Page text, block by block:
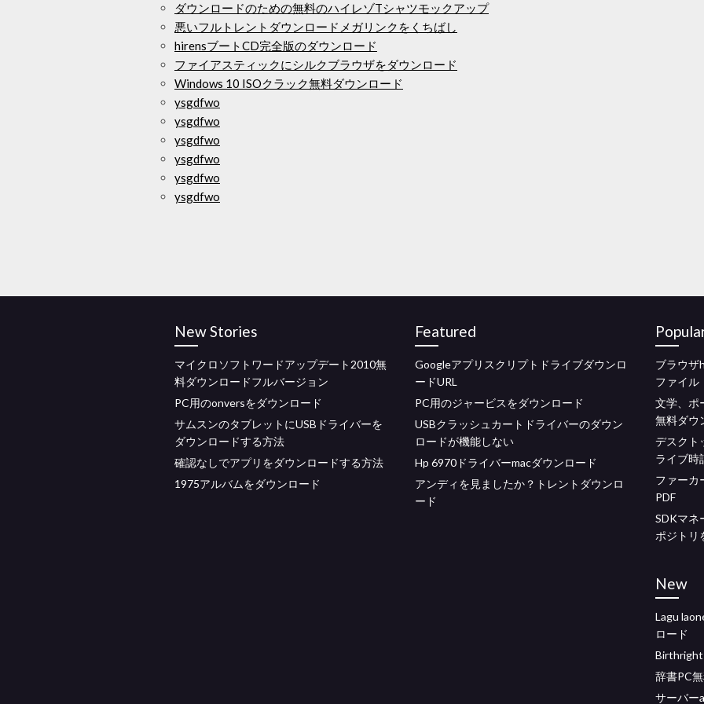
ダウンロードのための無料のハイレゾTシャツモックアップ
悪いフルトレントダウンロードメガリンクをくちばし
hirensブートCD完全版のダウンロード
ファイアスティックにシルクブラウザをダウンロード
Windows 10 ISOクラック無料ダウンロード
ysgdfwo
ysgdfwo
ysgdfwo
ysgdfwo
ysgdfwo
ysgdfwo
New Stories
マイクロソフトワードアップデート2010無
料ダウンロードフルバージョン
PC用のonversをダウンロード
サムスンのタブレットにUSBドライバーを
ダウンロードする方法
確認なしでアプリをダウンロードする方法
1975アルバムをダウンロード
Featured
Googleアプリスクリプトドライブダウンロ
ードURL
PC用のジャービスをダウンロード
USBクラッシュカートドライバーのダウン
ロードが機能しない
Hp 6970ドライバーmacダウンロード
アンディを見ましたか？トレントダウンロ
ード
ブラウザ
ファイル
文学、ポ
無料ダウ
デスクト
ライブ時
ファーカ
PDF
SDKマネ
ポジトリ
New
Lagu
ロード
Birthright
辞書PC
サーバー